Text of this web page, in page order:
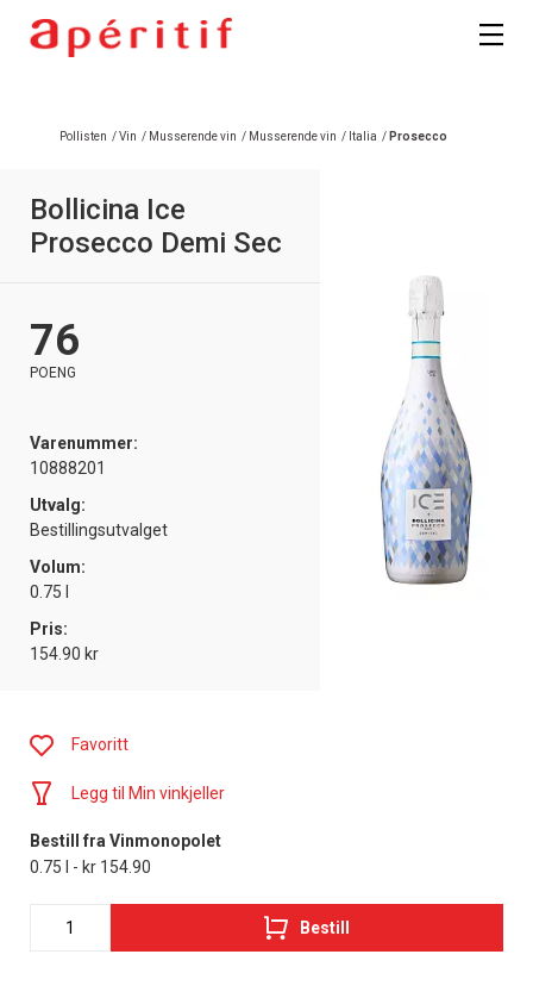
Pollisten /Vin / Musserende vin / Musserende vin / Italia / Prosecco
Bollicina Ice
Prosecco Demi Sec
76
POENG
Varenummer:
10888201
Utvalg:
Bestillingsutvalget
Volum:
0.75 l
Pris:
154.90 kr
Favoritt
Legg til Min vinkjeller
Bestill fra Vinmonopolet
0.75 l - kr 154.90
Bestill